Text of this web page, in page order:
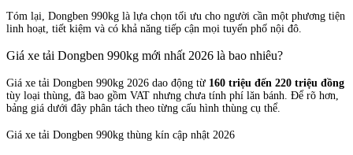
Tóm lại, Dongben 990kg là lựa chọn tối ưu cho người cần một phương tiện
linh hoạt, tiết kiệm và có khả năng tiếp cận mọi tuyến phố nội đô.
Giá xe tải Dongben 990kg mới nhất 2026 là bao nhiêu?
Giá xe tải Dongben 990kg 2026 dao động từ 160 triệu đến 220 triệu đồng
tùy loại thùng, đã bao gồm VAT nhưng chưa tính phí lăn bánh. Để rõ hơn,
bảng giá dưới đây phân tách theo từng cấu hình thùng cụ thể.
Giá xe tải Dongben 990kg thùng kín cập nhật 2026